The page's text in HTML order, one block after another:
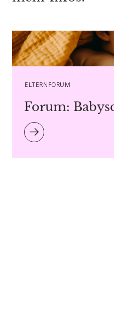
Caption Bostan Natalia -
ELTERNFORUM
Forum: